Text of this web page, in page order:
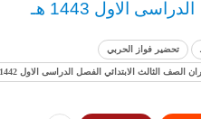
الدراسى الاول 1443 هـ
تحضير فواز الحربي